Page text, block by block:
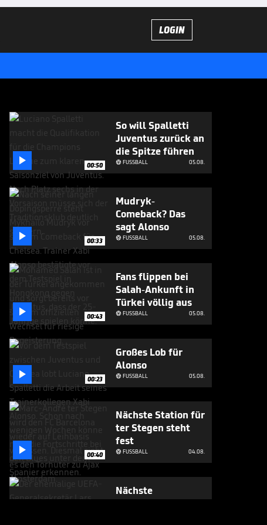
LOGIN
 00:50
So will Spalletti
Juventus zurück an
die Spitze führen
 FUSSBALL 05.08.
 00:33
Mudryk-
Comeback? Das
sagt Alonso
 FUSSBALL 05.08.
 00:43
Fans flippen bei
Salah-Ankunft in
Türkei völlig aus
 FUSSBALL 05.08.
 00:23
Großes Lob für
Alonso
 FUSSBALL 05.08.
 00:40
Nächste Station für
ter Stegen steht
fest
 FUSSBALL 04.08.
Nächste
Verbalattacke